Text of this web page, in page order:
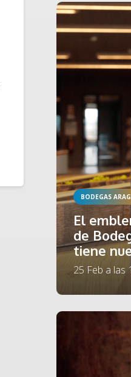
BODEGAS
El
de
tiene
25 Feb a las